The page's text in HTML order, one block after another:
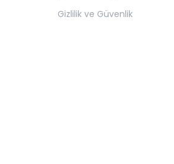
Gizlilik ve Güvenlik